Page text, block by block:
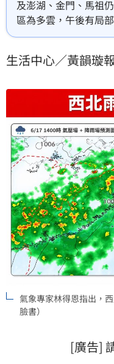
及澎湖、金門、馬祖
區為多雲，午後有局
及東北部、東部山區
生活中心／黃韻璇
氣象專家林得恩指出，
臉書）
[廣告]